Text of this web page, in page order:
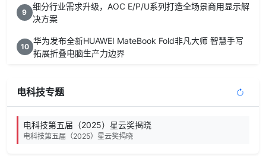
9
细分行业需求升级，AOC E/P/U系列打造全场景商用显示解
决方案
10
华为发布全新HUAWEI MateBook Fold非凡大师 智慧手写
拓展折叠电脑生产力边界
电科技专题
电科技第五届（2025）星云奖揭晓
电科技第五届（2025）星云奖揭晓